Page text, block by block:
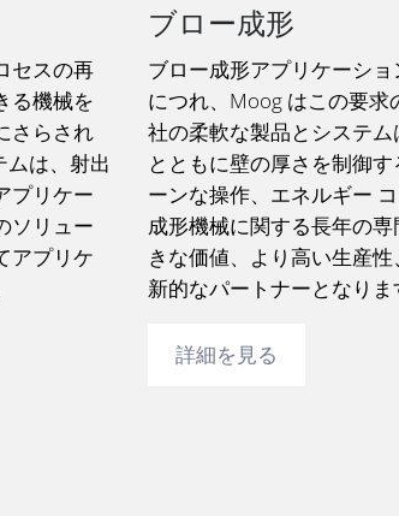
セスの再
る機械を
さらされ
は、射出
プリケー
ソリュー
アプリケ
ブロー成形
ブロー成形アプリケーシ
につれ、Moog はこの要
社の柔軟な製品とシステ
とともに壁の厚さを制御
ーンな操作、エネルギー
成形機械に関する長年の
きな価値、より高い生産
新的なパートナーとなりま
詳細を見る